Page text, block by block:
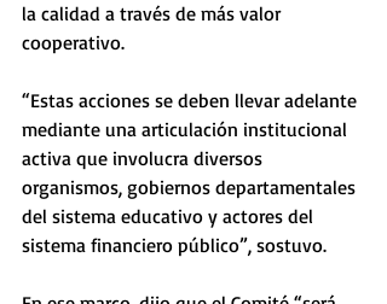
la calidad a través de más valor
cooperativo.
“Estas acciones se deben llevar adelante
mediante una articulación institucional
activa que involucra diversos
organismos, gobiernos departamentales
del sistema educativo y actores del
sistema financiero público”, sostuvo.